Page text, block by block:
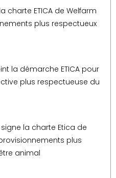
charte ETICA de Welfarm
plus respectueux
la démarche ETICA pour
plus respectueuse du
la charte Etica de
plus
animal